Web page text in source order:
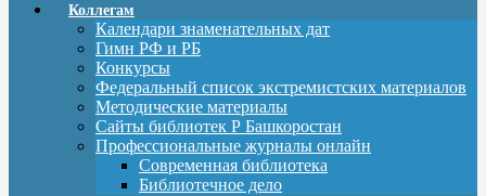
Коллегам
Календари знаменательных дат
Гимн РФ и РБ
Конкурсы
Федеральный список экстремистских материалов
Методические материалы
Сайты библиотек Р Башкоростан
Профессиональные журналы онлайн
Современная библиотека
Библиотечное дело